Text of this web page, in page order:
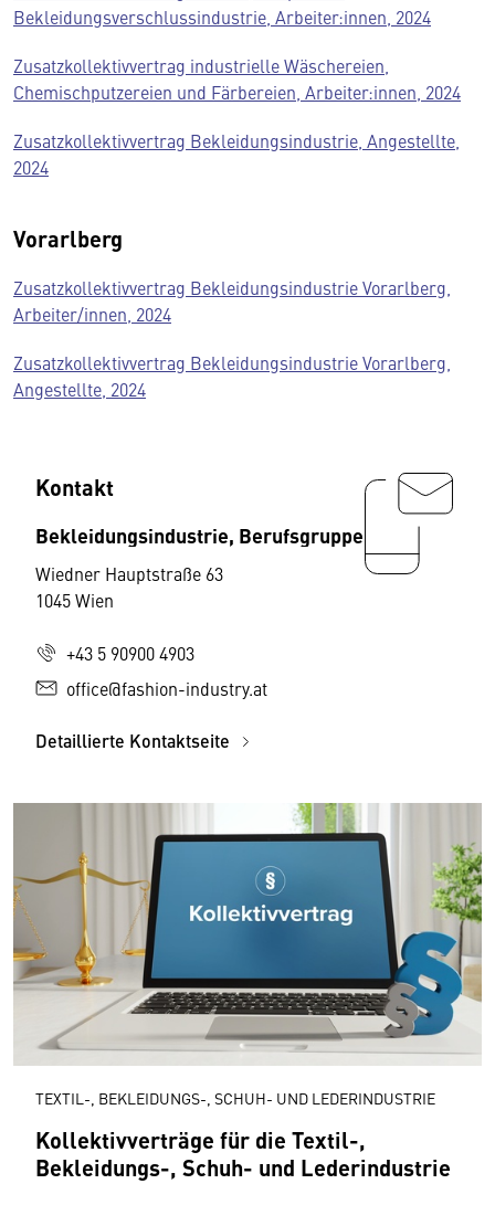
Bekleidungsverschlussindustrie, Arbeiter:innen, 2024
Zusatzkollektivvertrag industrielle Wäschereien,
Chemischputzereien und Färbereien, Arbeiter:innen, 2024
Zusatzkollektivvertrag Bekleidungsindustrie, Angestellte,
2024
Vorarlberg
Zusatzkollektivvertrag Bekleidungsindustrie Vorarlberg,
Arbeiter/innen, 2024
Zusatzkollektivvertrag Bekleidungsindustrie Vorarlberg,
Angestellte, 2024
Kontakt
Bekleidungsindustrie, Berufsgruppe
Wiedner Hauptstraße 63
1045 Wien
+43 5 90900 4903
office@fashion-industry.at
Detaillierte Kontaktseite
TEXTIL-, BEKLEIDUNGS-, SCHUH- UND LEDERINDUSTRIE
Kollektivverträge für die Textil-,
Bekleidungs-, Schuh- und Lederindustrie